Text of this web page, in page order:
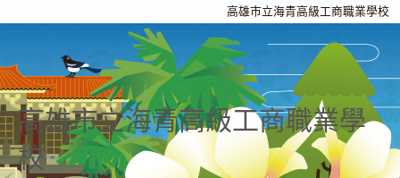
高雄市立海青高級工商職業學校
高雄市立海青高級工商職業學
校